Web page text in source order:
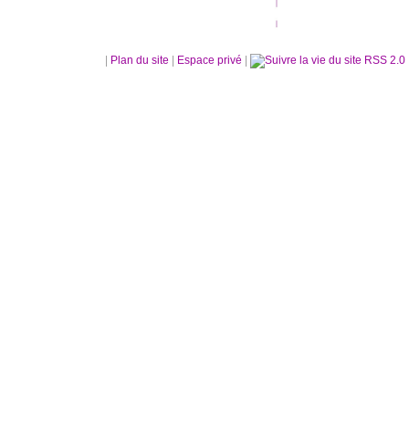
Plan du site Espace privé RSS 2.0